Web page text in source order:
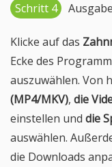
Schritt 4
Klicke auf das
Ecke des
auszuwählen. Von
(MP4/MKV), die
einstellen und die
auswählen.
die Downloads